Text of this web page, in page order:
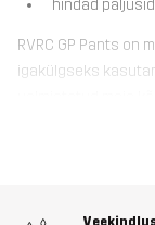
hindad
RVRC GP Pants on
igakülgseks
vältimiseks